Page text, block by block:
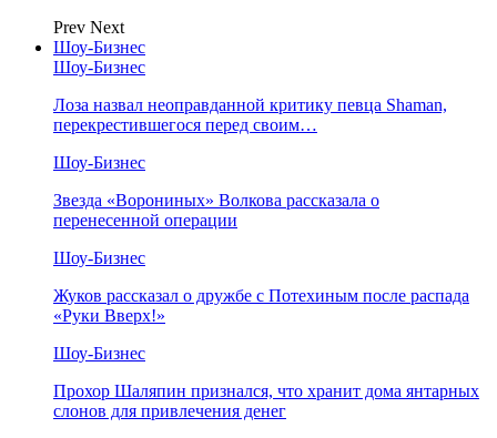
Prev Next
Шоу-Бизнес
Шоу-Бизнес
Лоза назвал неоправданной критику певца Shaman,
перекрестившегося перед своим…
Шоу-Бизнес
Звезда «Ворониных» Волкова рассказала о
перенесенной операции
Шоу-Бизнес
Жуков рассказал о дружбе с Потехиным после распада
«Руки Вверх!»
Шоу-Бизнес
Прохор Шаляпин признался, что хранит дома янтарных
слонов для привлечения денег